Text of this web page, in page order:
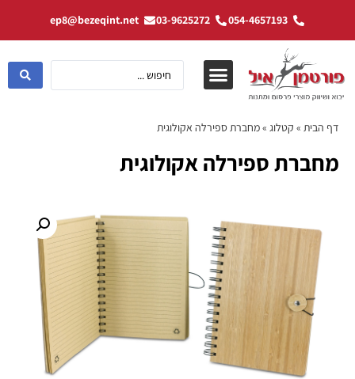
054-4657193
03-9625272
ep8@bezeqint.net
דף הבית » קטלוג »מחברת ספירלה אקולוגית
מחברת ספירלה אקולוגית